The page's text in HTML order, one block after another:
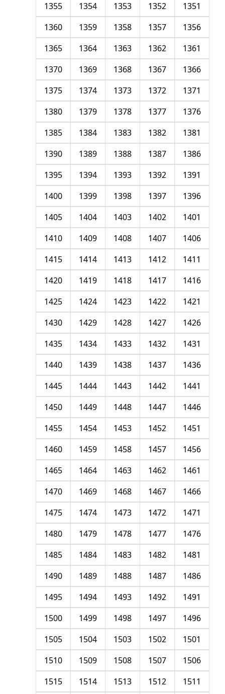
1351
1352
1353
1354
1355
1356
1357
1358
1359
1360
1361
1362
1363
1364
1365
1366
1367
1368
1369
1370
1371
1372
1373
1374
1375
1376
1377
1378
1379
1380
1381
1382
1383
1384
1385
1386
1387
1388
1389
1390
1391
1392
1393
1394
1395
1396
1397
1398
1399
1400
1401
1402
1403
1404
1405
1406
1407
1408
1409
1410
1411
1412
1413
1414
1415
1416
1417
1418
1419
1420
1421
1422
1423
1424
1425
1426
1427
1428
1429
1430
1431
1432
1433
1434
1435
1436
1437
1438
1439
1440
1441
1442
1443
1444
1445
1446
1447
1448
1449
1450
1451
1452
1453
1454
1455
1456
1457
1458
1459
1460
1461
1462
1463
1464
1465
1466
1467
1468
1469
1470
1471
1472
1473
1474
1475
1476
1477
1478
1479
1480
1481
1482
1483
1484
1485
1486
1487
1488
1489
1490
1491
1492
1493
1494
1495
1496
1497
1498
1499
1500
1501
1502
1503
1504
1505
1506
1507
1508
1509
1510
1511
1512
1513
1514
1515